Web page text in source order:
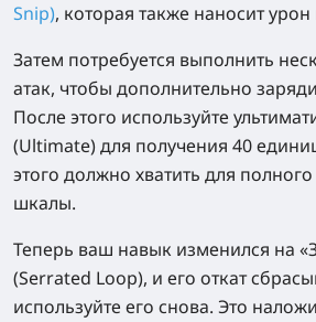
Snip), которая также наносит урон
Затем потребуется выполнить
атак, чтобы дополнительно
После этого используйте
(Ultimate) для получения 40
этого должно хватить для
шкалы.
Теперь ваш навык изменился на
(Serrated Loop), и его откат
используйте его снова. Это